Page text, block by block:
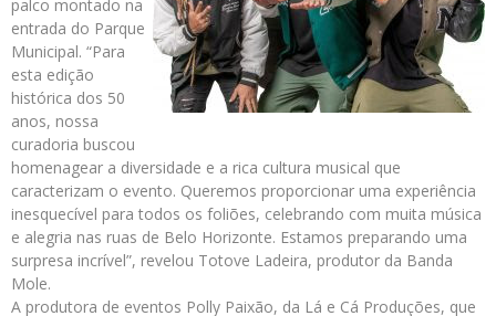
palco montado na
entrada do Parque
Municipal. “Para
esta edição
histórica dos 50
anos, nossa
curadoria buscou
homenagear a diversidade e a rica cultura musical que
caracterizam o evento. Queremos proporcionar uma experiência
inesquecível para todos os foliões, celebrando com muita música
e alegria nas ruas de Belo Horizonte. Estamos preparando uma
surpresa incrível”, revelou Totove Ladeira, produtor da Banda
Mole.
A produtora de eventos Polly Paixão, da Lá e Cá Produções, que